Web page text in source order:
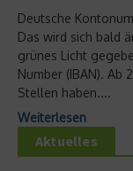
Deutsche
Das wird sich bald
grünes Licht
Number (IBAN). Ab
Stellen haben....
Weiterlesen
Aktuelles